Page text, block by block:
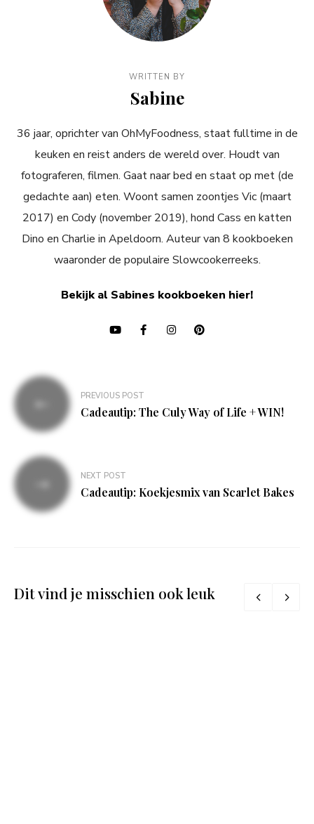
WRITTEN BY
Sabine
36 jaar, oprichter van OhMyFoodness, staat fulltime in de
keuken en reist anders de wereld over. Houdt van
fotograferen, filmen. Gaat naar bed en staat op met (de
gedachte aan) eten. Woont samen zoontjes Vic (maart
2017) en Cody (november 2019), hond Cass en katten
Dino en Charlie in Apeldoorn. Auteur van 8 kookboeken
waaronder de populaire Slowcookerreeks.
Bekijk al Sabines kookboeken hier!
Bericht
navigatie
PREVIOUS POST
Cadeautip: The Culy Way of Life + WIN!
NEXT POST
Cadeautip: Koekjesmix van Scarlet Bakes
Dit vind je misschien ook leuk